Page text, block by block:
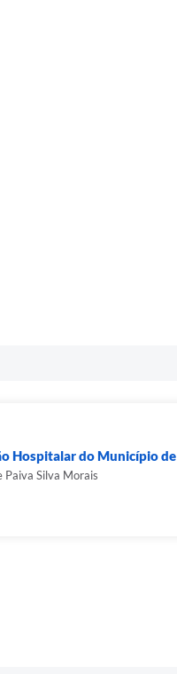
Hospitalar do Município
Paiva Silva Morais